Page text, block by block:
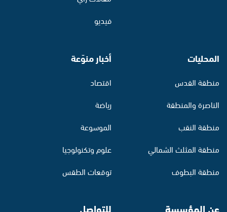
فيديو
المحليات
منطقة القدس
الناصرة والمنطقة
منطقة النقب
منطقة المثلث الشمالي
منطقة البطوف
أخبار منوّعة
اقتصاد
رياضة
الموسوعة
علوم وتكنولوجيا
توقعات الطقس
عن المؤسسة للتواصل